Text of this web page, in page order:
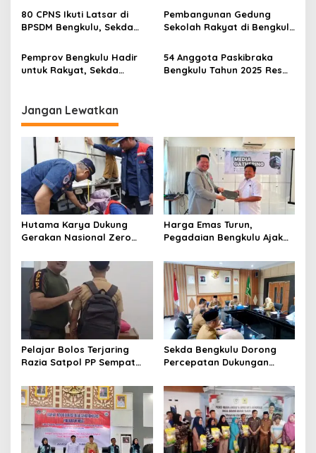
ESDM, dan PLN Siapkan
Pembangunan di 30 Lokasi
Ketahanan Keluarga
80 CPNS Ikuti Latsar di
BPSDM Bengkulu, Sekda
Berintegritas
Pembangunan Gedung
Sekolah Rakyat di Bengkulu
Pemprov Bengkulu Hadir
untuk Rakyat, Sekda
Kebakaran
54 Anggota Paskibraka
Bengkulu Tahun 2025 Resmi
Jangan Lewatkan
Hutama Karya Dukung
Gerakan Nasional Zero
Selamat Sampai Tujuan
(SETUJU)
Harga Emas Turun,
Pegadaian Bengkulu Ajak
Investasi
Pelajar Bolos Terjaring
Razia Satpol PP Sempat
Sekda Bengkulu Dorong
Percepatan Dukungan
Pembangunan TPST
Regional